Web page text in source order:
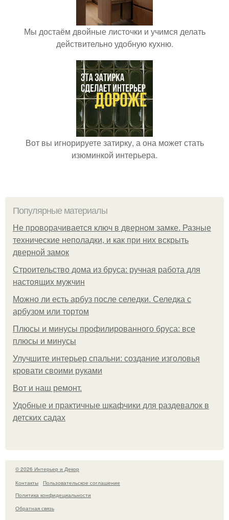
Мы достаём двойные листочки и учимся делать
действительно удобную кухню.
Вот вы игнорируете затирку, а она может стать
изюминкой интерьера.
Популярные материалы
Не проворачивается ключ в дверном замке. Разные
технические неполадки, и как при них вскрыть
дверной замок
Строительство дома из бруса: ручная работа для
настоящих мужчин
Можно ли есть арбуз после селедки. Селедка с
арбузом или тортом
Плюсы и минусы профилированного бруса: все
плюсы и минусы
Улучшите интерьер спальни: создание изголовья
кровати своими руками
Boт и наш ремoнт.
Удобные и практичные шкафчики для раздевалок в
детских садах
© 2026 Интерьер и Декор
Контакты
Пользовательское соглашение
Политика конфидециальности
Обратная связь